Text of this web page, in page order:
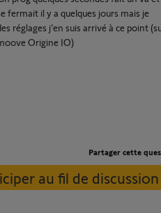
fermait il y a quelques jours mais je
réglages j’en suis arrivé à ce point
Origine IO)
Partager cette
au fil de discussion